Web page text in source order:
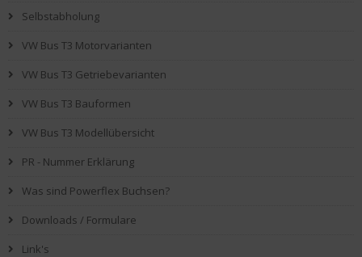
Selbstabholung
VW Bus T3 Motorvarianten
VW Bus T3 Getriebevarianten
VW Bus T3 Bauformen
VW Bus T3 Modellübersicht
PR - Nummer Erklärung
Was sind Powerflex Buchsen?
Downloads / Formulare
Link's